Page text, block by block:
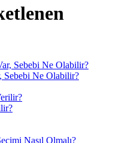
Sebebi Ne Olabilir?